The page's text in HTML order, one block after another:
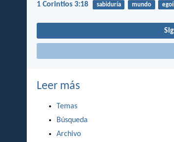
1 Corintios 3:18 sabiduría mundo
Leer más
Temas
Búsqueda
Archivo